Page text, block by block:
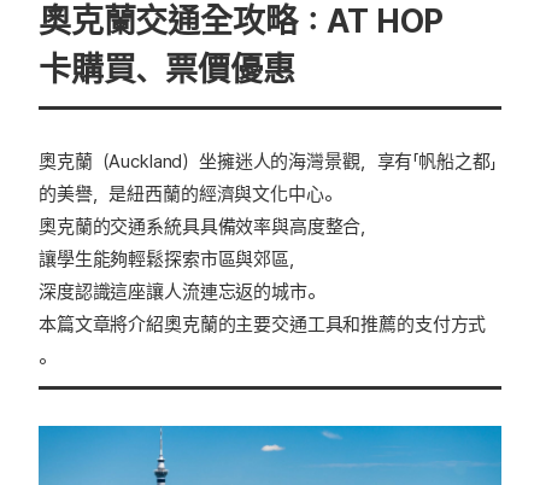
奧克蘭交通全攻略：AT HOP
卡購買、票價優惠
奧克蘭（Auckland）坐擁迷人的海灣景觀，享有「帆船之都」
的美譽，是紐西蘭的經濟與文化中心。
奧克蘭的交通系統具具備效率與高度整合，
讓學生能夠輕鬆探索市區與郊區，
深度認識這座讓人流連忘返的城市。
本篇文章將介紹奧克蘭的主要交通工具和推薦的支付方式
。